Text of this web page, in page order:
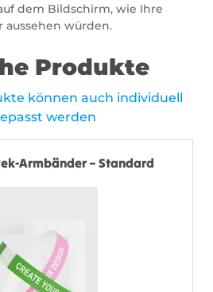
dem Bildschirm, wie Ihre
würden.
Produkte
können auch individuell
werden
Armbänder – Standard